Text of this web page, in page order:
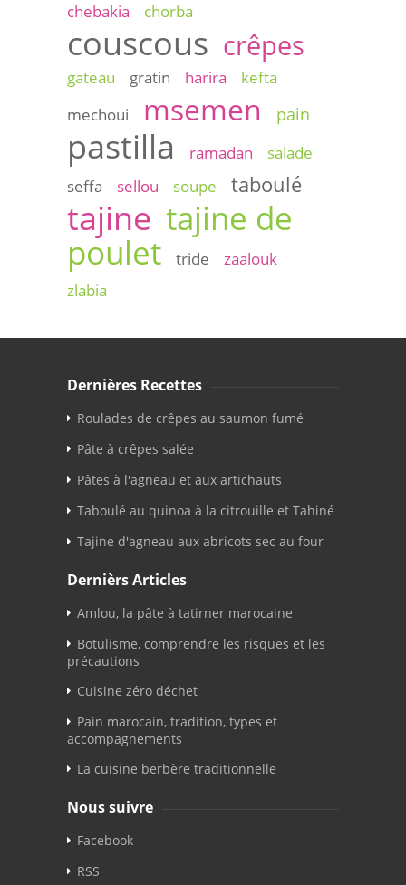
chebakia
chorba
couscous crêpes
gateau gratin harira
kefta
mechoui
msemen pain
pastilla ramadan
salade
seffa
sellou soupe taboulé
tajine tajine de
poulet
tride
zaalouk
zlabia
Dernières Recettes
Roulades de crêpes au saumon fumé
Pâte à crêpes salée
Pâtes à l'agneau et aux artichauts
Taboulé au quinoa à la citrouille et Tahiné
Tajine d'agneau aux abricots sec au four
Dernièrs Articles
Amlou, la pâte à tatirner marocaine
Botulisme, comprendre les risques et les
précautions
Cuisine zéro déchet
Pain marocain, tradition, types et
accompagnements
La cuisine berbère traditionnelle
Nous suivre
Facebook
RSS